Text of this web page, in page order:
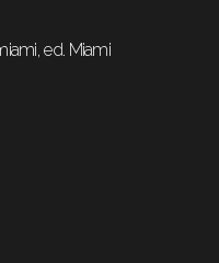
ed. Miami